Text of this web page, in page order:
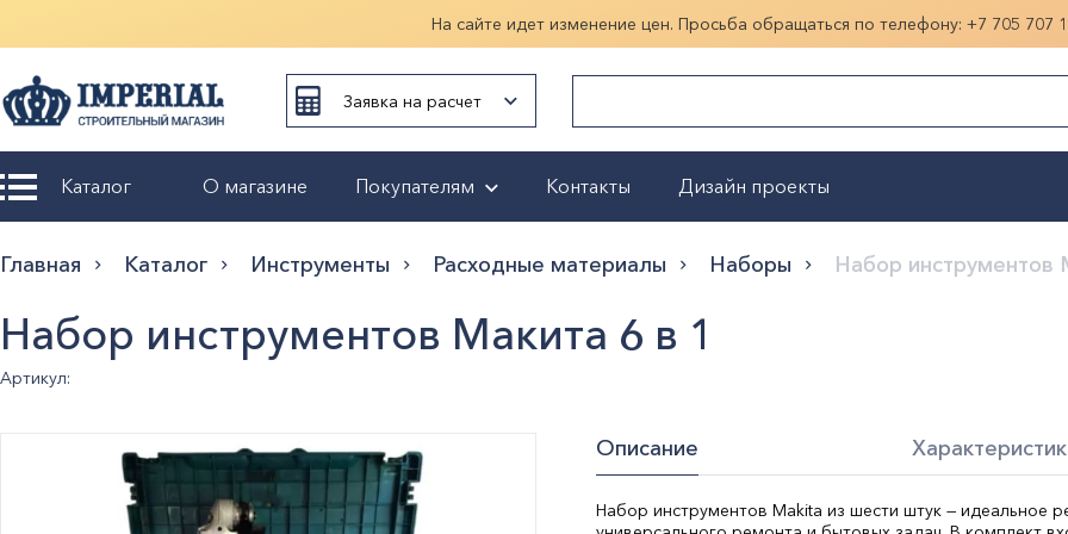
На сайте идет изменение цен. Просьба обращаться по телефону: +7 705 707
Заявка на расчет
Показать больше
Каталог О магазине Покупателям
Возврат и
обмен
Гарантия
Оформление
заказа
Контакты Дизайн проекты
Главная Каталог Инструменты Расходные материалы Наборы Набор инструментов
Набор инструментов Макита 6 в 1
Артикул:
Описание
Набор инструментов Makita из шести штук — идеальное